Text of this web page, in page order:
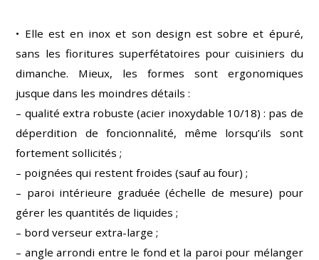
• Elle est en inox et son design est sobre et épuré,
sans les fioritures superfétatoires pour cuisiniers du
dimanche. Mieux, les formes sont ergonomiques
jusque dans les moindres détails :
– qualité extra robuste (acier inoxydable 10/18) : pas de
déperdition de foncionnalité, même lorsqu’ils sont
fortement sollicités ;
– poignées qui restent froides (sauf au four) ;
– paroi intérieure graduée (échelle de mesure) pour
gérer les quantités de liquides ;
– bord verseur extra-large ;
– angle arrondi entre le fond et la paroi pour mélanger